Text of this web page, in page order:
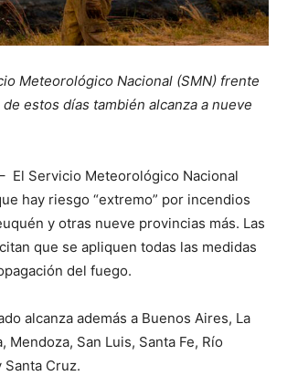
Meteorológico Nacional (SMN) frente
estos días también alcanza a nueve
– El Servicio Meteorológico Nacional
hay riesgo “extremo” por incendios
y otras nueve provincias más. Las
que se apliquen todas las medidas
del fuego.
alcanza además a Buenos Aires, La
Mendoza, San Luis, Santa Fe, Río
Cruz.